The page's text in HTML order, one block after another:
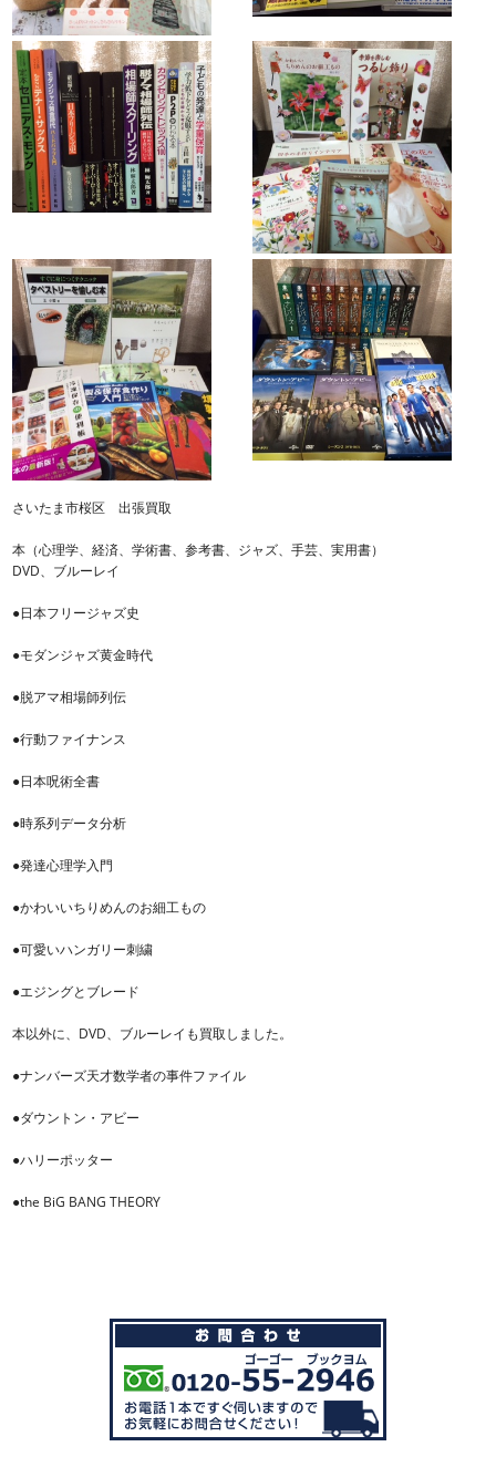
さいたま市桜区 出張買取
本（心理学、経済、学術書、参考書、ジャズ、手芸、実用書）
DVD、ブルーレイ
●日本フリージャズ史
●モダンジャズ黄金時代
●脱アマ相場師列伝
●行動ファイナンス
●日本呪術全書
●時系列データ分析
●発達心理学入門
●かわいいちりめんのお細工もの
●可愛いハンガリー刺繍
●エジングとブレード
本以外に、DVD、ブルーレイも買取しました。
●ナンバーズ天才数学者の事件ファイル
●ダウントン・アビー
●ハリーポッター
●the BiG BANG THEORY